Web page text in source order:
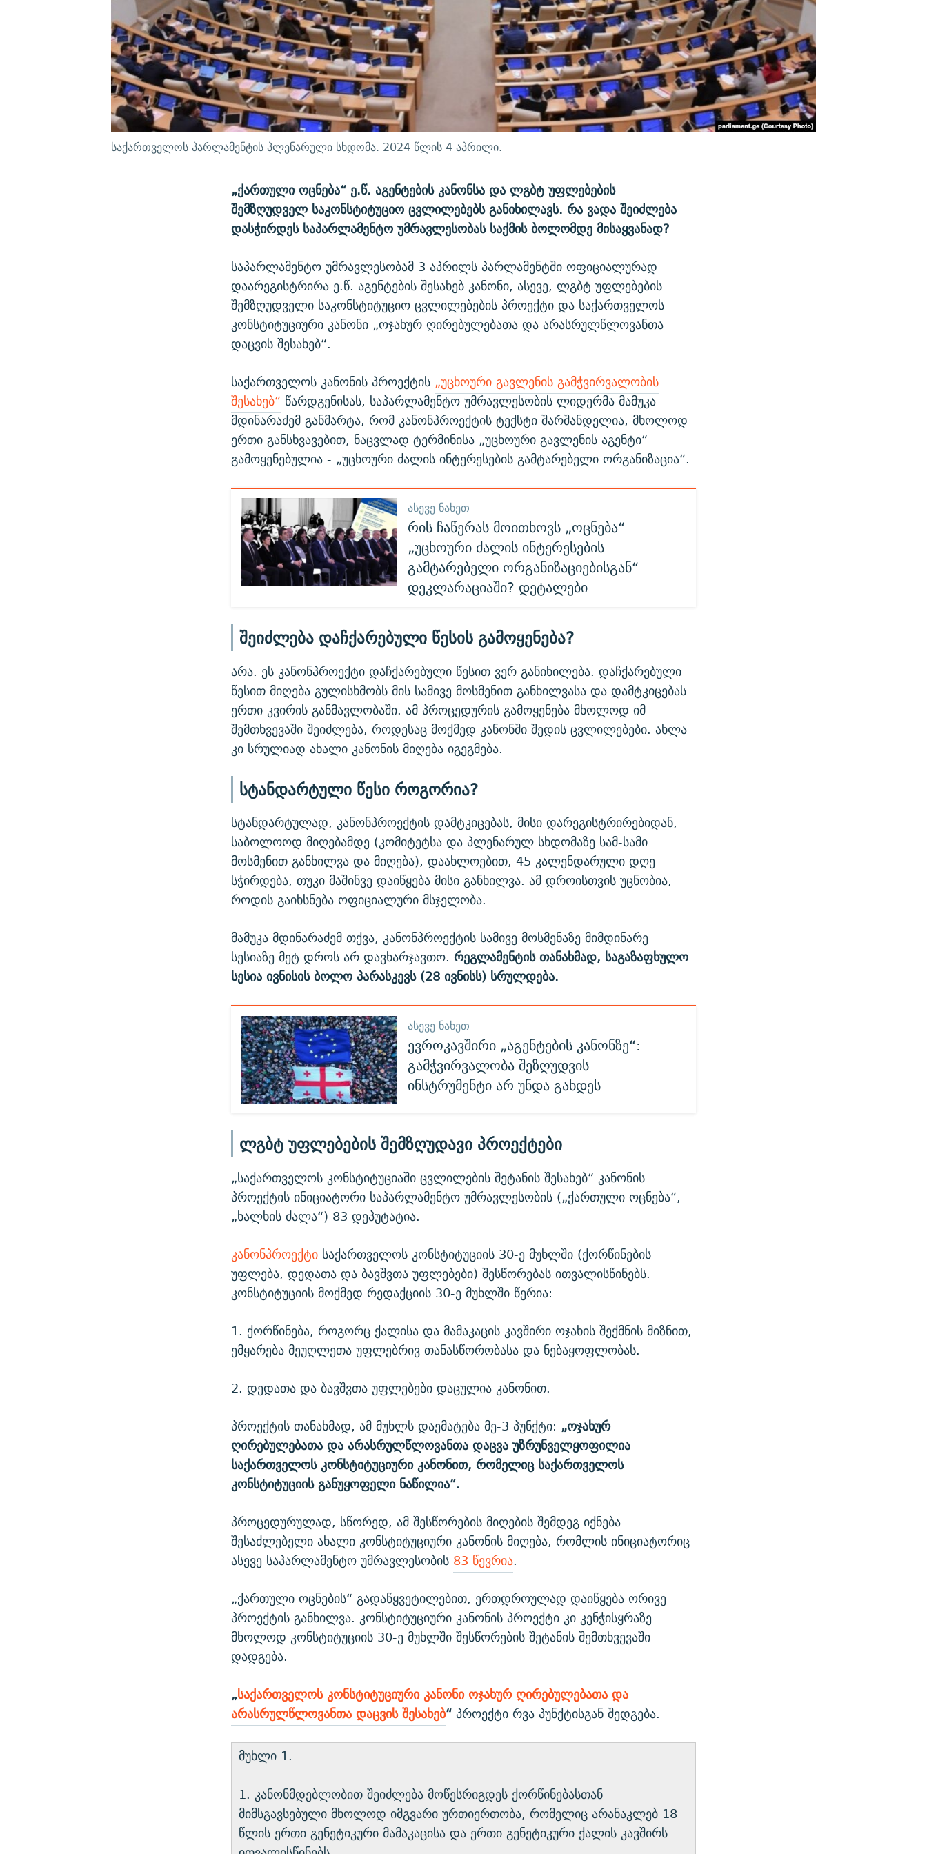
საქართველოს პარლამენტის პლენარული სხდომა. 2024 წლის 4 აპრილი.
„ქართული ოცნება“ ე.წ. აგენტების კანონსა და ლგბტ უფლებების
შემზღუდველ საკონსტიტუციო ცვლილებებს განიხილავს. რა ვადა შეიძლება
დასჭირდეს საპარლამენტო უმრავლესობას საქმის ბოლომდე მისაყვანად?
საპარლამენტო უმრავლესობამ 3 აპრილს პარლამენტში ოფიციალურად
დაარეგისტრირა ე.წ. აგენტების შესახებ კანონი, ასევე, ლგბტ უფლებების
შემზღუდველი საკონსტიტუციო ცვლილებების პროექტი და საქართველოს
კონსტიტუციური კანონი „ოჯახურ ღირებულებათა და არასრულწლოვანთა
დაცვის შესახებ“.
საქართველოს კანონის პროექტის „უცხოური გავლენის გამჭვირვალობის
შესახებ“ წარდგენისას, საპარლამენტო უმრავლესობის ლიდერმა მამუკა
მდინარაძემ განმარტა, რომ კანონპროექტის ტექსტი შარშანდელია, მხოლოდ
ერთი განსხვავებით, ნაცვლად ტერმინისა „უცხოური გავლენის აგენტი“
გამოყენებულია - „უცხოური ძალის ინტერესების გამტარებელი ორგანიზაცია“.
ᲐᲡᲔᲕᲔ ᲜᲐᲮᲔᲗ
რის ჩაწერას მოითხოვს „ოცნება“
„უცხოური ძალის ინტერესების
გამტარებელი ორგანიზაციებისგან“
დეკლარაციაში? დეტალები
შეიძლება დაჩქარებული წესის გამოყენება?
არა. ეს კანონპროექტი დაჩქარებული წესით ვერ განიხილება. დაჩქარებული
წესით მიღება გულისხმობს მის სამივე მოსმენით განხილვასა და დამტკიცებას
ერთი კვირის განმავლობაში. ამ პროცედურის გამოყენება მხოლოდ იმ
შემთხვევაში შეიძლება, როდესაც მოქმედ კანონში შედის ცვლილებები. ახლა
კი სრულიად ახალი კანონის მიღება იგეგმება.
სტანდარტული წესი როგორია?
სტანდარტულად, კანონპროექტის დამტკიცებას, მისი დარეგისტრირებიდან,
საბოლოოდ მიღებამდე (კომიტეტსა და პლენარულ სხდომაზე სამ-სამი
მოსმენით განხილვა და მიღება), დაახლოებით, 45 კალენდარული დღე
სჭირდება, თუკი მაშინვე დაიწყება მისი განხილვა. ამ დროისთვის უცნობია,
როდის გაიხსნება ოფიციალური მსჯელობა.
მამუკა მდინარაძემ თქვა, კანონპროექტის სამივე მოსმენაზე მიმდინარე
სესიაზე მეტ დროს არ დავხარჯავთო. რეგლამენტის თანახმად, საგაზაფხულო
სესია ივნისის ბოლო პარასკევს (28 ივნისს) სრულდება.
ᲐᲡᲔᲕᲔ ᲜᲐᲮᲔᲗ
ევროკავშირი „აგენტების კანონზე“:
გამჭვირვალობა შეზღუდვის
ინსტრუმენტი არ უნდა გახდეს
ლგბტ უფლებების შემზღუდავი პროექტები
„საქართველოს კონსტიტუციაში ცვლილების შეტანის შესახებ“ კანონის
პროექტის ინიციატორი საპარლამენტო უმრავლესობის („ქართული ოცნება“,
„ხალხის ძალა“) 83 დეპუტატია.
კანონპროექტი საქართველოს კონსტიტუციის 30-ე მუხლში (ქორწინების
უფლება, დედათა და ბავშვთა უფლებები) შესწორებას ითვალისწინებს.
კონსტიტუციის მოქმედ რედაქციის 30-ე მუხლში წერია:
1. ქორწინება, როგორც ქალისა და მამაკაცის კავშირი ოჯახის შექმნის მიზნით,
ემყარება მეუღლეთა უფლებრივ თანასწორობასა და ნებაყოფლობას.
2. დედათა და ბავშვთა უფლებები დაცულია კანონით.
პროექტის თანახმად, ამ მუხლს დაემატება მე-3 პუნქტი: „ოჯახურ
ღირებულებათა და არასრულწლოვანთა დაცვა უზრუნველყოფილია
საქართველოს კონსტიტუციური კანონით, რომელიც საქართველოს
კონსტიტუციის განუყოფელი ნაწილია“.
პროცედურულად, სწორედ, ამ შესწორების მიღების შემდეგ იქნება
შესაძლებელი ახალი კონსტიტუციური კანონის მიღება, რომლის ინიციატორიც
ასევე საპარლამენტო უმრავლესობის 83 წევრია.
„ქართული ოცნების“ გადაწყვეტილებით, ერთდროულად დაიწყება ორივე
პროექტის განხილვა. კონსტიტუციური კანონის პროექტი კი კენჭისყრაზე
მხოლოდ კონსტიტუციის 30-ე მუხლში შესწორების შეტანის შემთხვევაში
დადგება.
„საქართველოს კონსტიტუციური კანონი ოჯახურ ღირებულებათა და
არასრულწლოვანთა დაცვის შესახებ“პროექტირვა პუნქტისგან შედგება.
მუხლი 1.
1. კანონმდებლობით შეიძლება მოწესრიგდეს ქორწინებასთან
მიმსგავსებული მხოლოდ იმგვარი ურთიერთობა, რომელიც არანაკლებ 18
წლის ერთი გენეტიკური მამაკაცისა და ერთი გენეტიკური ქალის კავშირს